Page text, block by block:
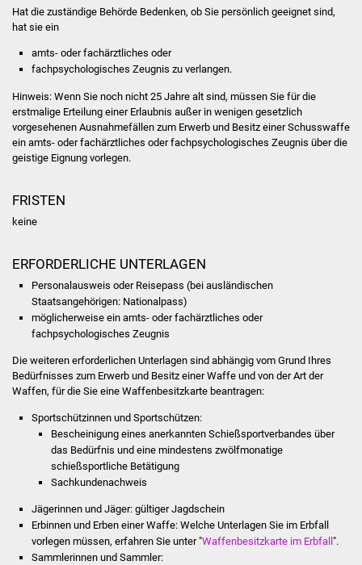
Vereine und Parteien
Beirat Süßener Vereine
Sportanlagen
Route der
Industriekultur
Senioren
Sommerwochen für
Pflegeheim
Hat die zuständige Behörde Bedenken, ob Sie persönlich geeignet sind,
hat sie ein
amts- oder fachärztliches oder
fachpsychologisches Zeugnis zu verlangen.
Hinweis:Wenn Sie noch nicht 25 Jahre alt sind, müssen Sie für die
erstmalige Erteilung einer Erlaubnis außer in wenigen gesetzlich
vorgesehenen Ausnahmefällen zum Erwerb und Besitz einerSchusswaffe
ein amts- oder fachärztliches oder fachpsychologisches Zeugnis über die
geistige Eignung vorlegen.
FRISTEN
keine
ERFORDERLICHE UNTERLAGEN
Personalausweis oder Reisepass (bei ausländischen
Staatsangehörigen: Nationalpass)
möglicherweise ein amts- oder fachärztliches oder
fachpsychologisches Zeugnis
Die weiteren erforderlichen Unterlagen sind abhängig vom Grund Ihres
Bedürfnisses zum Erwerb und Besitz einer Waffe und von der Art der
Waffen, für die Sie eine Waffenbesitzkarte beantragen:
Sportschützinnen und Sportschützen:
Bescheinigung eines anerkannten Schießsportverbandes über
das Bedürfnis und eine mindestens zwölfmonatige
schießsportliche Betätigung
Sachkundenachweis
Jägerinnen und Jäger: gültiger Jagdschein
Erbinnen und Erben einer Waffe: Welche Unterlagen Sie im Erbfall
vorlegen müssen, erfahren Sie unter "Waffenbesitzkarte im Erbfall ".
Sammlerinnen und Sammler: